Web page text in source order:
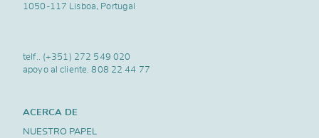
1050-117 Lisboa, Portugal
telf.. (+351) 272 549 020
apoyo al cliente.808 22 44 77
ACERCA DE
NUESTRO PAPEL